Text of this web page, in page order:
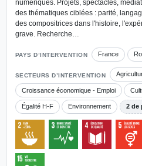
numériques. Projets, spectacles,
des thématiques ciblées : parité,
des compositrices dans l'histoire,
grave. Recherche…
PAYS D’INTERVENTION France
SECTEURS D’INTERVENTION
Croissance économique - Emploi
Égalité H-F Environnement 2 de